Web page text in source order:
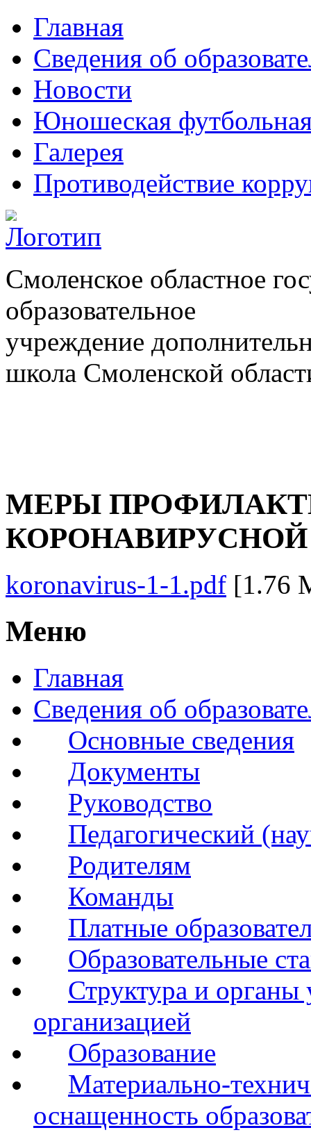
Главная
Сведения об
Новости
Юношеская
Галерея
Противодействие
Смоленское областное
образовательное
учреждение
школа Смоленской
МЕРЫ
koronavirus-1-1.pdf [1.76
Меню
Главная
Сведения об
Основные сведения
Документы
Руководство
Педагогический
Родителям
Команды
Платные
Образовательные
Структура и органы
организацией
Образование
Материально-
оснащенность